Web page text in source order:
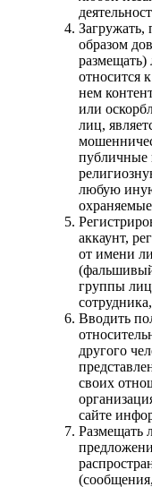
Загружать,
образом
относится
нем
или
лиц,
публичные
любую
аккаунт,
от имени
(фальшивый
группы лиц
Вводить
другого
своих
сайте
Размещать